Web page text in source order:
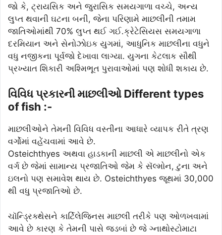
જો કે, ટ્રાયસિક અને જુરાસિક સમયગાળા વચ્ચે, અન્ય
લુપ્ત થવાની ઘટના બની, જેના પરિણામે માછલીની તમામ
જાતિઓમાંથી 70% લુપ્ત થઈ ગઈ.ક્રેટેસિયસ સમયગાળા
દરમિયાન અને સેનોઝોઇક યુગમાં, આધુનિક માછલીના વધુને
વધુ નજીકના પૂર્વજો દેખાવા લાગ્યા. યુગના કેટલાક સૌથી
પ્રખ્યાત શિકારી અશ્મિભૂત પુરાવાઓમાં પણ શોધી શકાય છે.
વિવિધ પ્રકારની માછલીઓ Different types
of fish :-
માછલીઓને તેમની વિવિધ વસ્તીના આધારે વ્યાપક રીતે ત્રણ
વર્ગોમાં વહેંચવામાં આવે છે.
Osteichthyes અથવા હાડકાની માછલી એ માછલીનો એક
વર્ગ છે જેમાં સામાન્ય પ્રજાતિઓ જેમ કે સૅલ્મોન, ટુના અને
ઇલનો પણ સમાવેશ થાય છે. Osteichthyes જૂથમાં 30,000
થી વધુ પ્રજાતિઓ છે.
ચૉન્ડ્રિક્થેસને કાર્ટિલેજિનસ માછલી તરીકે પણ ઓળખવામાં
આવે છે કારણ કે તેમની પાસે જડબાં છે જે ગ્નાથોસ્ટોમાટા